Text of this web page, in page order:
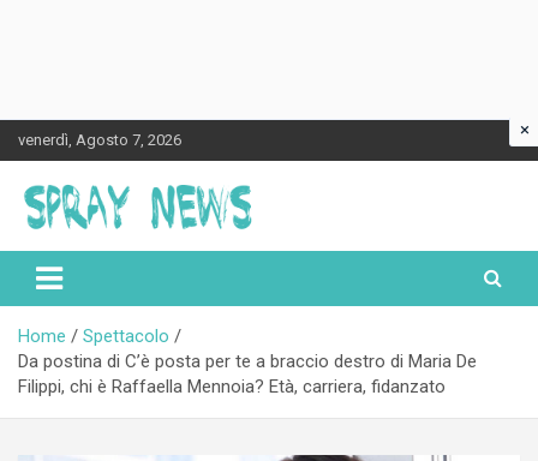
to
content
venerdì, Agosto 7, 2026
Spraynews.it
Home
Spettacolo
Da postina di C’è posta per te a braccio destro di Maria De
Filippi, chi è Raffaella Mennoia? Età, carriera, fidanzato
×